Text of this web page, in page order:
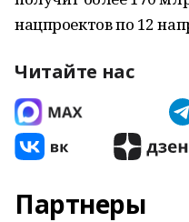
нацпроектов по 12
Читайте нас
Партнеры